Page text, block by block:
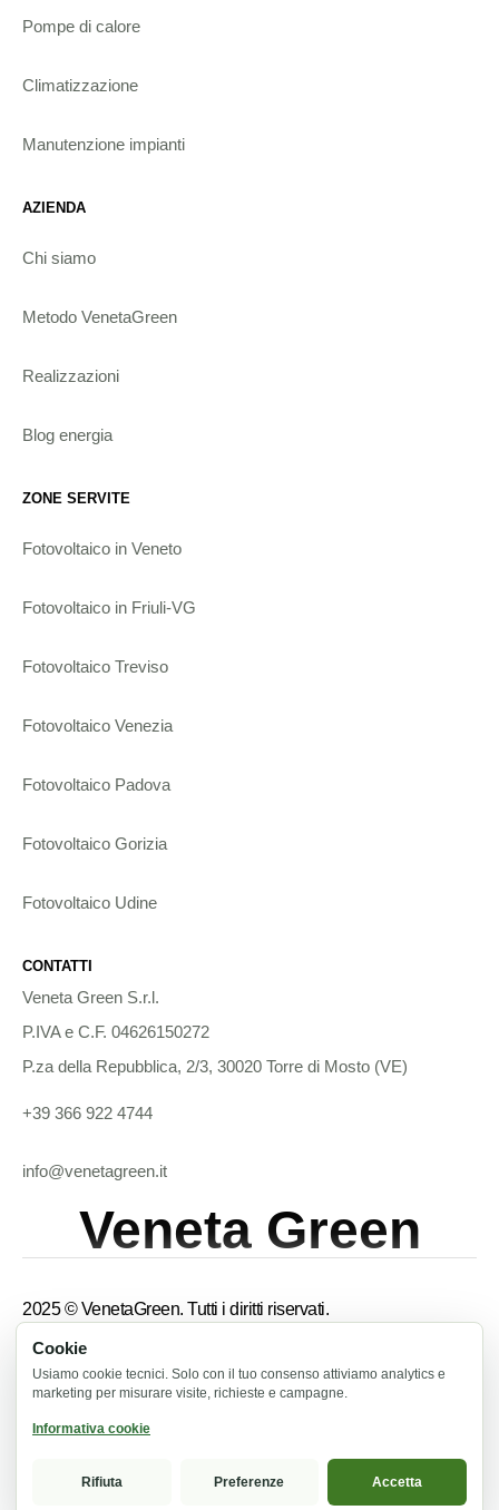
Pompe di calore
Climatizzazione
Manutenzione impianti
AZIENDA
Chi siamo
Metodo VenetaGreen
Realizzazioni
Blog energia
ZONE SERVITE
Fotovoltaico in Veneto
Fotovoltaico in Friuli-VG
Fotovoltaico Treviso
Fotovoltaico Venezia
Fotovoltaico Padova
Fotovoltaico Gorizia
Fotovoltaico Udine
CONTATTI
Veneta Green S.r.l.
P.IVA e C.F. 04626150272
P.za della Repubblica, 2/3, 30020 Torre di Mosto (VE)
+39 366 922 4744
info@venetagreen.it
Veneta Green
2025 © VenetaGreen. Tutti i diritti riservati.
Termini e condizioni
Informativa privacy
Cookie
Usiamo cookie tecnici. Solo con il tuo consenso attiviamo analytics e
marketing per misurare visite, richieste e campagne.
Informativa cookie
Rifiuta Preferenze Accetta